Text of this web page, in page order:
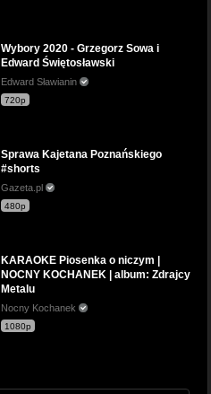
Wybory 2020 - Grzegorz Sowa i
Edward Świętosławski
Edward Sławianin
720p
Sprawa Kajetana Poznańskiego
#shorts
Gazeta.pl
480p
KARAOKE Piosenka o niczym |
NOCNY KOCHANEK | album: Zdrajcy
Metalu
Nocny Kochanek
1080p